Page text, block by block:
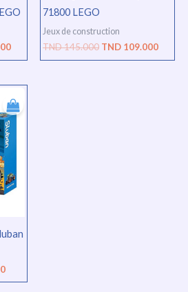
71800 LEGO
Jeux de construction
TND145.000 TND 109.000
prix
actuel
est :
TND
85.000.